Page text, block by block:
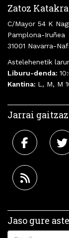
Zatoz
C/Mayor 54 K
Pamplona-Iruñea
31001 Navarra-
Astelehenetik
Liburu-denda:
Kantina: L, M, M
Jarrai
Jaso gure